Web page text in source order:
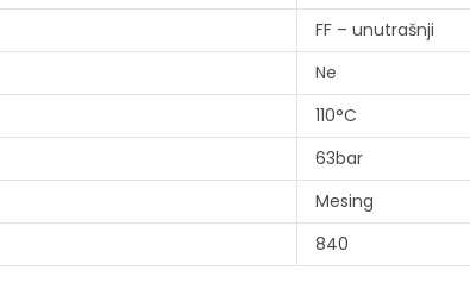
FF – unutrašnji
Ne
110°C
63bar
Mesing
840